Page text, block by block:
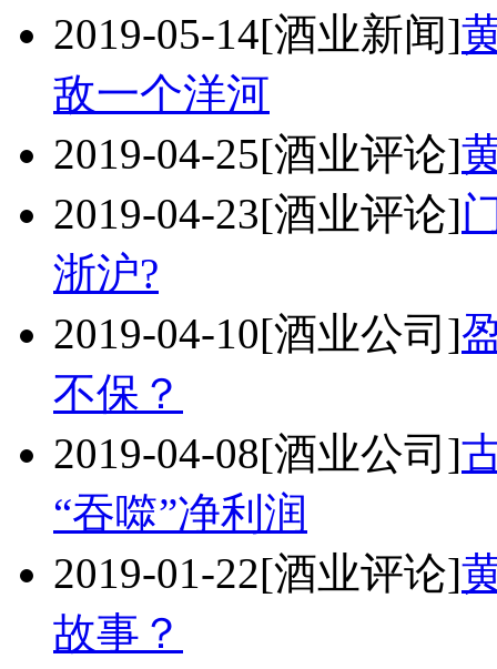
2019-05-14[酒业新闻]
敌一个洋河
2019-04-25[酒业评论]
2019-04-23[酒业评论]
浙沪?
2019-04-10[酒业公司]
不保？
2019-04-08[酒业公司]
“吞噬”净利润
2019-01-22[酒业评论]
故事？